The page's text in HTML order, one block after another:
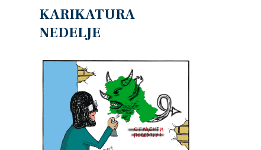
KARIKATURA
NEDELJE